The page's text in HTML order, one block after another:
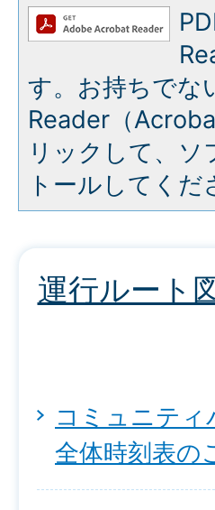
す。お持ちでな
Reader（
リックして、
トールしてくだ
運行ルート
コミュニテ
全体時刻表の